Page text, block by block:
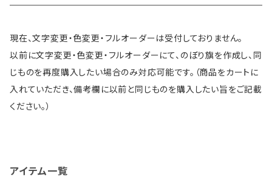
現在、文字変更・色変更・フルオーダーは受付しておりません。
以前に文字変更・色変更・フルオーダーにて、のぼり旗を作成し、同
じものを再度購入したい場合のみ対応可能です。（商品をカートに
入れていただき、備考欄に以前と同じものを購入したい旨をご記載
ください。）
アイテム一覧